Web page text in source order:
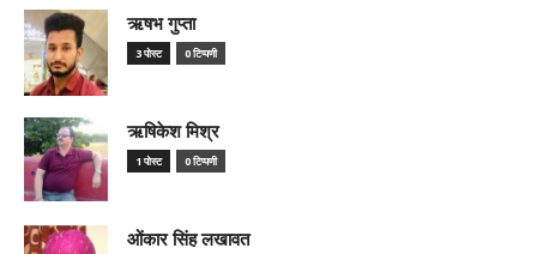
ऋषभ गुप्ता
3 पोस्ट 0 टिप्पणी
ऋषिकेश मिश्र
1 पोस्ट 0 टिप्पणी
ओंकार सिंह लखावत